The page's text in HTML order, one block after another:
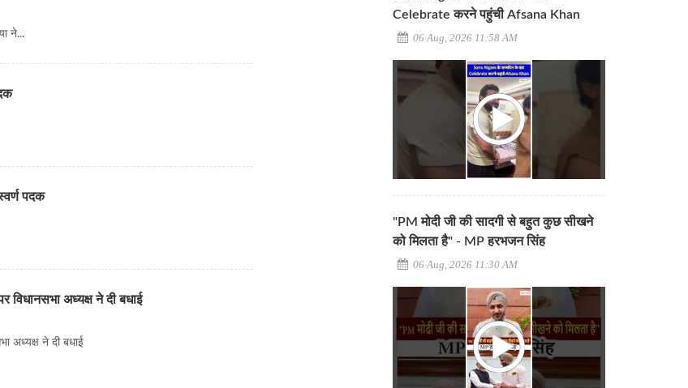
ने...
पदक
अध्यक्ष ने दी बधाई
अध्यक्ष ने दी बधाई
Celebrate करने पहुंची Afsana Khan
06 Aug, 2026 11:58 AM
"PM मोदी जी की सादगी से बहुत कुछ सीखने
को मिलता है" - MP हरभजन सिंह
06 Aug, 2026 11:30 AM